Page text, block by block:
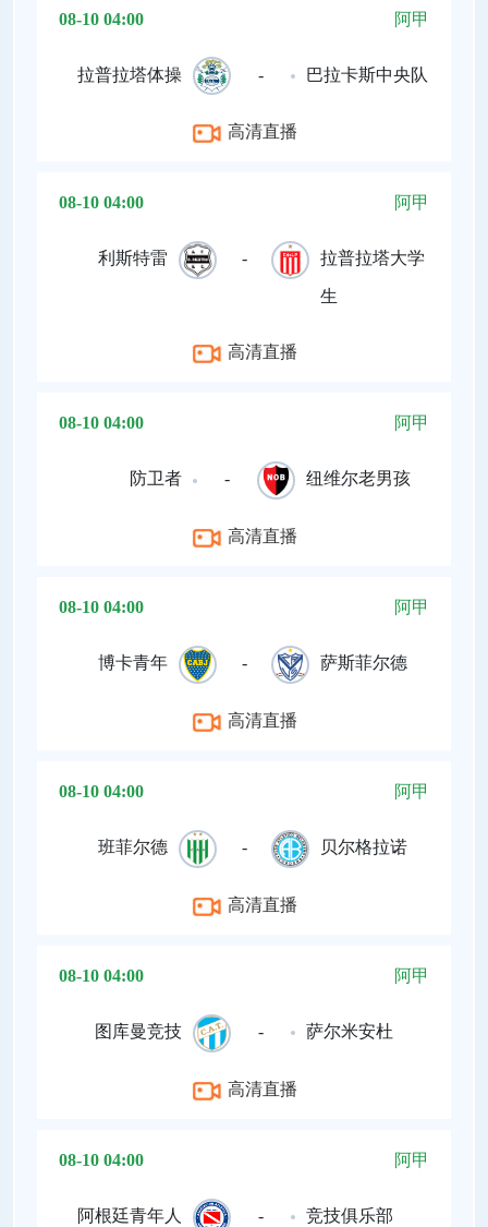
08-10 04:00 阿甲
拉普拉塔体操 - 巴拉卡斯中央队
高清直播
08-10 04:00 阿甲
利斯特雷 - 拉普拉塔大学
生
高清直播
08-10 04:00 阿甲
防卫者 - 纽维尔老男孩
高清直播
08-10 04:00 阿甲
博卡青年 - 萨斯菲尔德
高清直播
08-10 04:00 阿甲
班菲尔德 - 贝尔格拉诺
高清直播
08-10 04:00 阿甲
图库曼竞技 - 萨尔米安杜
高清直播
08-10 04:00 阿甲
阿根廷青年人 - 竞技俱乐部